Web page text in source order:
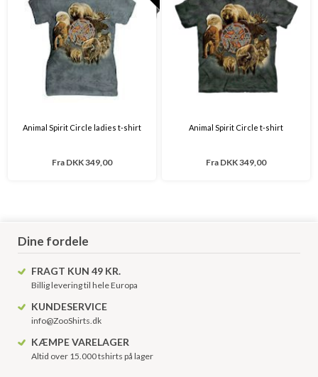
Animal Spirit Circle ladies t-shirt
Fra DKK 349,00
Animal Spirit Circle t-shirt
Fra DKK 349,00
Dine fordele
FRAGT KUN 49 KR.
Billig levering til hele Europa
KUNDESERVICE
info@ZooShirts.dk
KÆMPE VARELAGER
Altid over 15.000 tshirts på lager